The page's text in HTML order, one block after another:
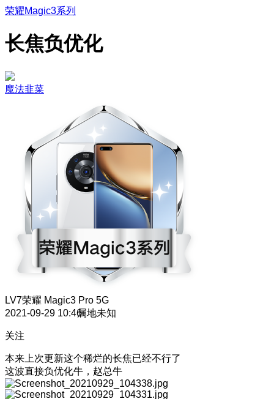
荣耀Magic3系列
长焦负优化
魔法韭菜
LV7荣耀 Magic3 Pro 5G
2021-09-29 10:46属地未知
关注
本来上次更新这个稀烂的长焦已经不行了
这波直接负优化牛，赵总牛